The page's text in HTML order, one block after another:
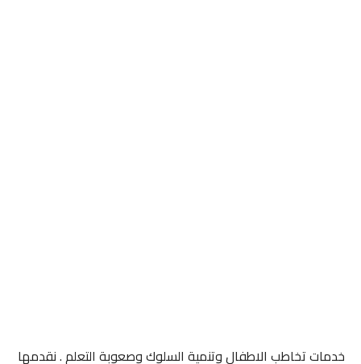
خدمات تخاطب الاطفال وتنمية السلوك وصعوبة التعلم . نقدمها